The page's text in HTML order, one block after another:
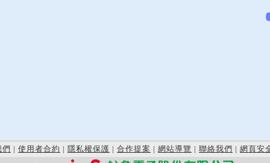
們 | 使用者合約 | 隱私權保護 | 合作提案 | 網站導覽 | 聯絡我們 | 網頁安